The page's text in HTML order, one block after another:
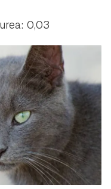
0,03